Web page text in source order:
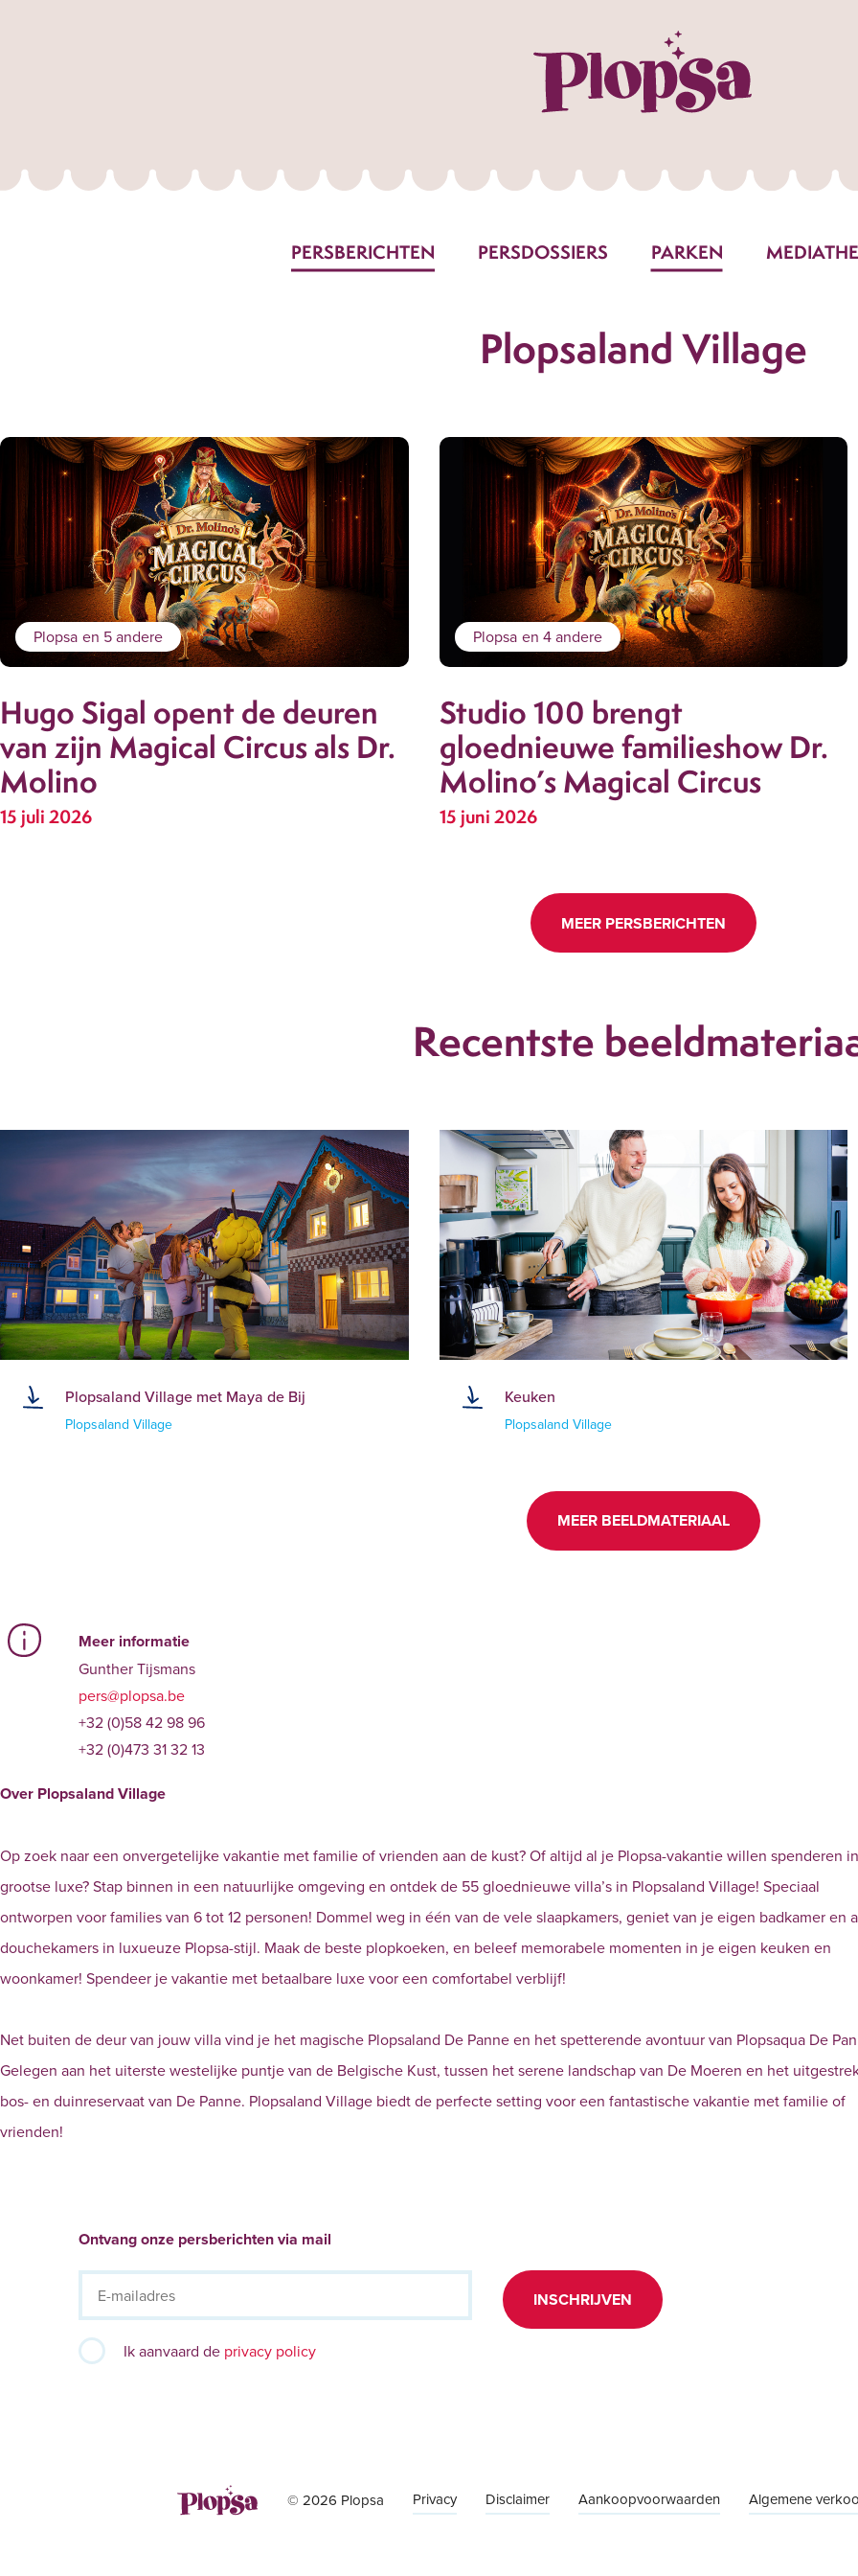
PERSBERICHTEN PERSDOSSIERS PARKEN
Plopsaland Village
Plopsa en 5 andere
Hugo Sigal opent de deuren
van zijn Magical Circus als Dr.
Molino
15 juli 2026
Plopsa en 4 andere
Studio 100 brengt
gloednieuwe familieshow Dr.
Molino’s Magical Circus
15 juni 2026
MEER PERSBERICHTEN
Recentste
Plopsaland Village met Maya de Bij
Plopsaland Village
Keuken
Plopsaland Village
MEER BEELDMATERIAAL
Meer informatie
Gunther Tijsmans
pers@plopsa.be
+32 (0)58 42 98 96
+32 (0)473 31 32 13
Over Plopsaland Village
Op zoek naar een onvergetelijke vakantie met familie of vrienden aan de kust? Of altijd al je Plopsa-vakantie willen spenderen in
grootse luxe? Stap binnen in een natuurlijke omgeving en ontdek de 55 gloednieuwe villa’s in Plopsaland Village! Speciaal
ontworpen voor families van 6 tot 12 personen! Dommel weg in één van de vele slaapkamers, geniet van je eigen badkamer en
douchekamers in luxueuze Plopsa-stijl. Maak de beste plopkoeken, en beleef memorabele momenten in je eigen keuken en
woonkamer! Spendeer je vakantie met betaalbare luxe voor een comfortabel verblijf!
Net buiten de deur van jouw villa vind je het magische Plopsaland De Panne en het spetterende avontuur van Plopsaqua De
Gelegen aan het uiterste westelijke puntje van de Belgische Kust, tussen het serene landschap van De Moeren en het
bos- en duinreservaat van De Panne. Plopsaland Village biedt de perfecte setting voor een fantastische vakantie met familie of
vrienden!
Ontvang onze persberichten via mail
Ik aanvaard de privacy policy
INSCHRIJVEN
© 2026 Plopsa Privacy Disclaimer Aankoopvoorwaarden Algemene